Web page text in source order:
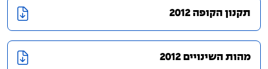
תקנון הקופה 2012
מהות השינויים 2012